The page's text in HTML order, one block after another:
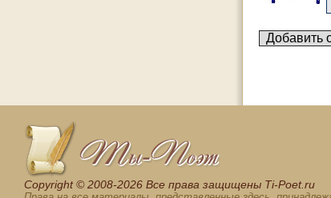
Сopyright © 2008-2026 Все права защищены Ti-Poet.ru